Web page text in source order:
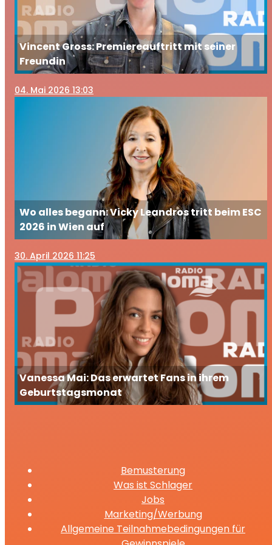
Vincent Gross: Premiereauftritt mit seiner
Freundin
04. Mai 2026 13:03
Wo alles begann: Vicky Leandros tritt beim ESC
2026 in Wien auf
30. April 2026 11:25
Vanessa Mai: Das erwartet Fans in ihrem
Geburtstagsmonat
Bemusterung
Was ist Schlager
Jobs
Marketing/Werbung
Allgemeine Teilnahmebedingungen für